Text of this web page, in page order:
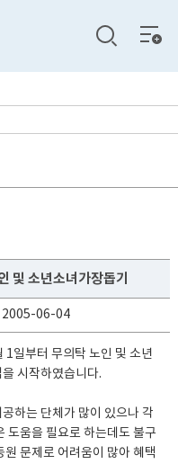
전체
메뉴
및 소년소녀가장돕기
2005-06-04
일부터 무의탁 노인 및 소년
시작하였습니다.
하는 단체가 많이 있으나 각
도움을 필요로 하는데도 불구
문제로 어려움이 많아 혜택